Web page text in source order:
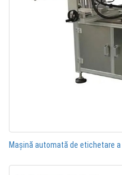
Mașină automată de etichetare